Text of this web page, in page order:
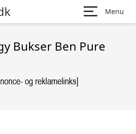
Menu
Bukser Ben Pure